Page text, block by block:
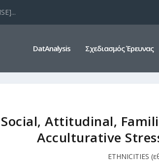
DatAnalysis Σχεδιασμός Έρευνας
Social‚ Attitudinal‚
Acculturative
ETHNICITIES